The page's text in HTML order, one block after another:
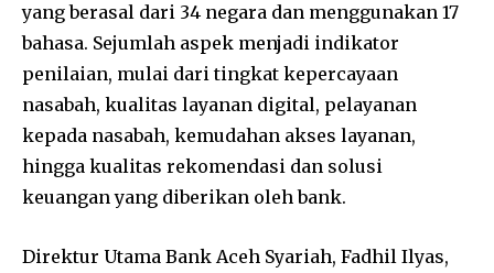
yang berasal dari 34 negara dan menggunakan 17
bahasa. Sejumlah aspek menjadi indikator
penilaian, mulai dari tingkat kepercayaan
nasabah, kualitas layanan digital, pelayanan
kepada nasabah, kemudahan akses layanan,
hingga kualitas rekomendasi dan solusi
keuangan yang diberikan oleh bank.
Direktur Utama Bank Aceh Syariah, Fadhil Ilyas,